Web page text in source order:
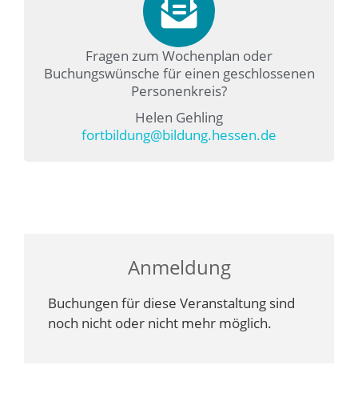
Fragen zum Wochenplan oder
Buchungswünsche für einen geschlossenen
Personenkreis?
Helen Gehling
fortbildung@bildung.hessen.de
Anmeldung
Buchungen für diese Veranstaltung sind
noch nicht oder nicht mehr möglich.